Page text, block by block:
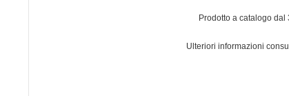
Prodotto a catalogo
Ulteriori informazioni